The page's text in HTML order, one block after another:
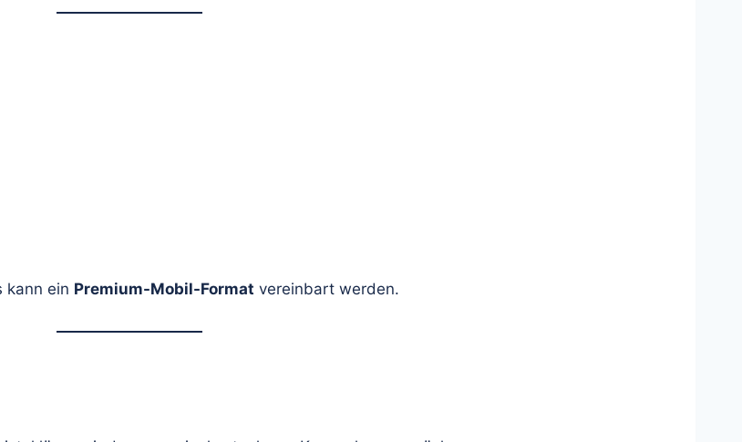
kann ein Premium-Mobil-Format vereinbart werden.